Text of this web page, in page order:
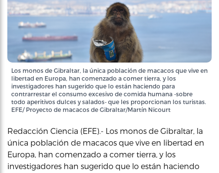
Los monos de Gibraltar, la única población de macacos que vive en
libertad en Europa, han comenzado a comer tierra, y los
investigadores han sugerido que lo están haciendo para
contrarrestar el consumo excesivo de comida humana -sobre
todo aperitivos dulces y salados- que les proporcionan los turistas.
EFE/ Proyecto de macacos de Gibraltar/Martín Nicourt
Redacción Ciencia (EFE).- Los monos de Gibraltar, la
única población de macacos que vive en libertad en
Europa, han comenzado a comer tierra, y los
investigadores han sugerido que lo están haciendo